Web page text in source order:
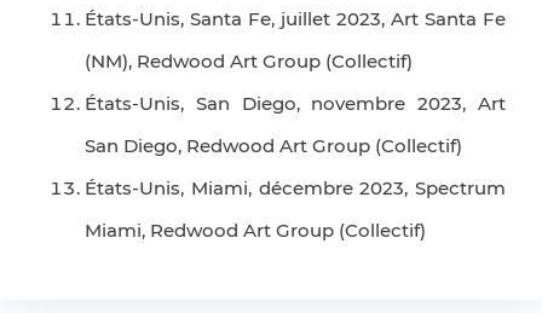
États-Unis, Santa Fe, juillet 2023, Art Santa Fe
(NM), Redwood Art Group (Collectif)
États-Unis, San Diego, novembre 2023, Art
San Diego, Redwood Art Group (Collectif)
États-Unis, Miami, décembre 2023, Spectrum
Miami, Redwood Art Group (Collectif)